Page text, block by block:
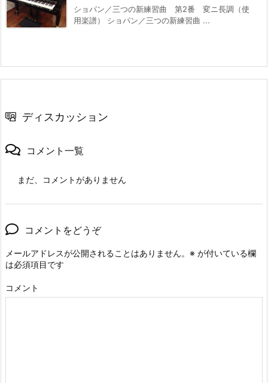
ショパン／三つの新練習曲 第2番 変ニ長調（使
用楽譜） ショパン／三つの新練習曲 ...
ディスカッション
コメント一覧
まだ、コメントがありません
コメントをどうぞ
メールアドレスが公開されることはありません。 ※ が付いている欄
は必須項目です
コメント